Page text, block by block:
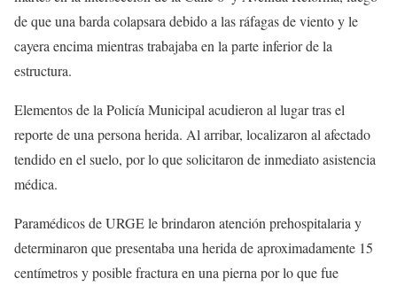
de que una barda colapsara debido a las ráfagas de viento y le
cayera encima mientras trabajaba en la parte inferior de la
estructura.
Elementos de la Policía Municipal acudieron al lugar tras el
reporte de una persona herida. Al arribar, localizaron al afectado
tendido en el suelo, por lo que solicitaron de inmediato asistencia
médica.
Paramédicos de URGE le brindaron atención prehospitalaria y
determinaron que presentaba una herida de aproximadamente 15
centímetros y posible fractura en una pierna por lo que fue